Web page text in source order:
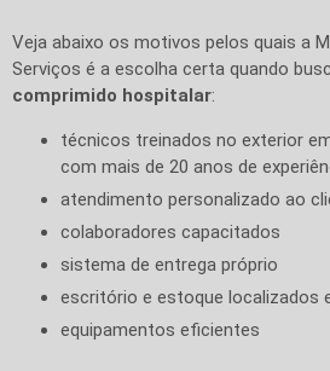
Veja abaixo os motivos pelos quais a
Serviços é a escolha certa quando
comprimido hospitalar:
técnicos treinados no exterior
com mais de 20 anos de
atendimento personalizado ao
colaboradores capacitados
sistema de entrega próprio
escritório e estoque localizados
equipamentos eficientes